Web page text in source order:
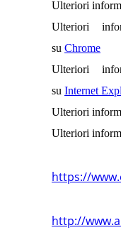
Ulteriori
Ulteriori
su Chrome
Ulteriori
su Internet
Ulteriori
Ulteriori
https://
http://